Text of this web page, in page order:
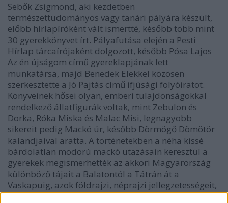
Sebők Zsigmond, aki kezdetben
természettudományos vagy tanári pályára készült,
előbb hírlapíróként vált ismertté, később több mint
30 gyerekkönyvet írt. Pályafutása elején a Pesti
Hírlap tárcaírójaként dolgozott, később Pósa Lajos
Az én újságom című gyereklapjának lett
munkatársa, majd Benedek Elekkel közösen
szerkesztette a Jó Pajtás című ifjúsági folyóiratot.
Könyveinek hősei olyan, emberi tulajdonságokkal
rendelkező állatfigurák voltak, mint Zebulon és
Dorka, Róka Miska és Malac Misi, legnagyobb
sikereit pedig Mackó úr, később Dörmögő Dömötör
kalandjaival aratta. A történetekben a néha kissé
bárdolatlan modorú mackó utazásain keresztül a
gyerekek megismerhették az akkori Magyarország
különböző tájait a Balatontól a Tátrán át a
Vaskapuig, azok földrajzi, néprajzi jellegzetességeit,
vagy akár a helyes viselkedés szabályait.